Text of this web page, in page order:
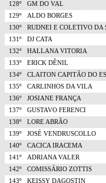
128º
GM DO VAL
129º
ALDO BORGES
130º
RUDNEI E COLETIVO DA
131º
DJ CATA
132º
HALLANA VITORIA
133º
ERICK DÊNIL
134º
CLAITON CAPITÃO DO
135º
CARLINHOS DA VILA
136º
JOSIANE FRANÇA
137º
GUSTAVO FERENCI
138º
LORE ABRÃO
139º
JOSÉ VENDRUSCOLLO
140º
CACICA IRACEMA
141º
ADRIANA VALER
142º
COMISSÁRIO ZOTTIS
143º
KEISSY DAGOSTIN